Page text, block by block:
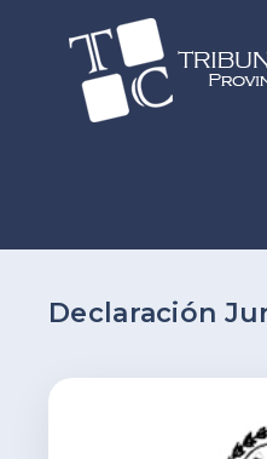
Declaración